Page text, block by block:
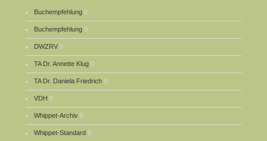
Buchempfehlung 0
Buchempfehlung 0
DWZRV 0
TA Dr. Annette Klug 0
TA Dr. Daniela Friedrich 0
VDH 0
Whippet-Archiv 0
Whippet-Standard 0